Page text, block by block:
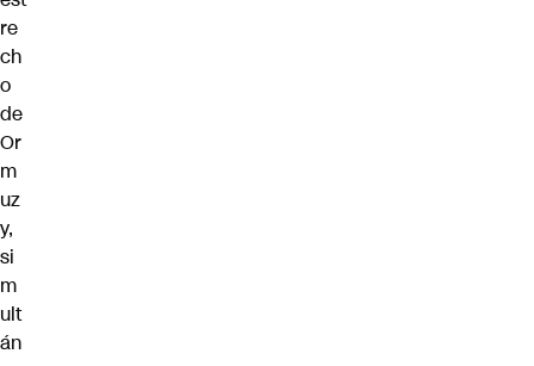
re
ch
o
de
Or
m
uz
y,
si
m
ult
án